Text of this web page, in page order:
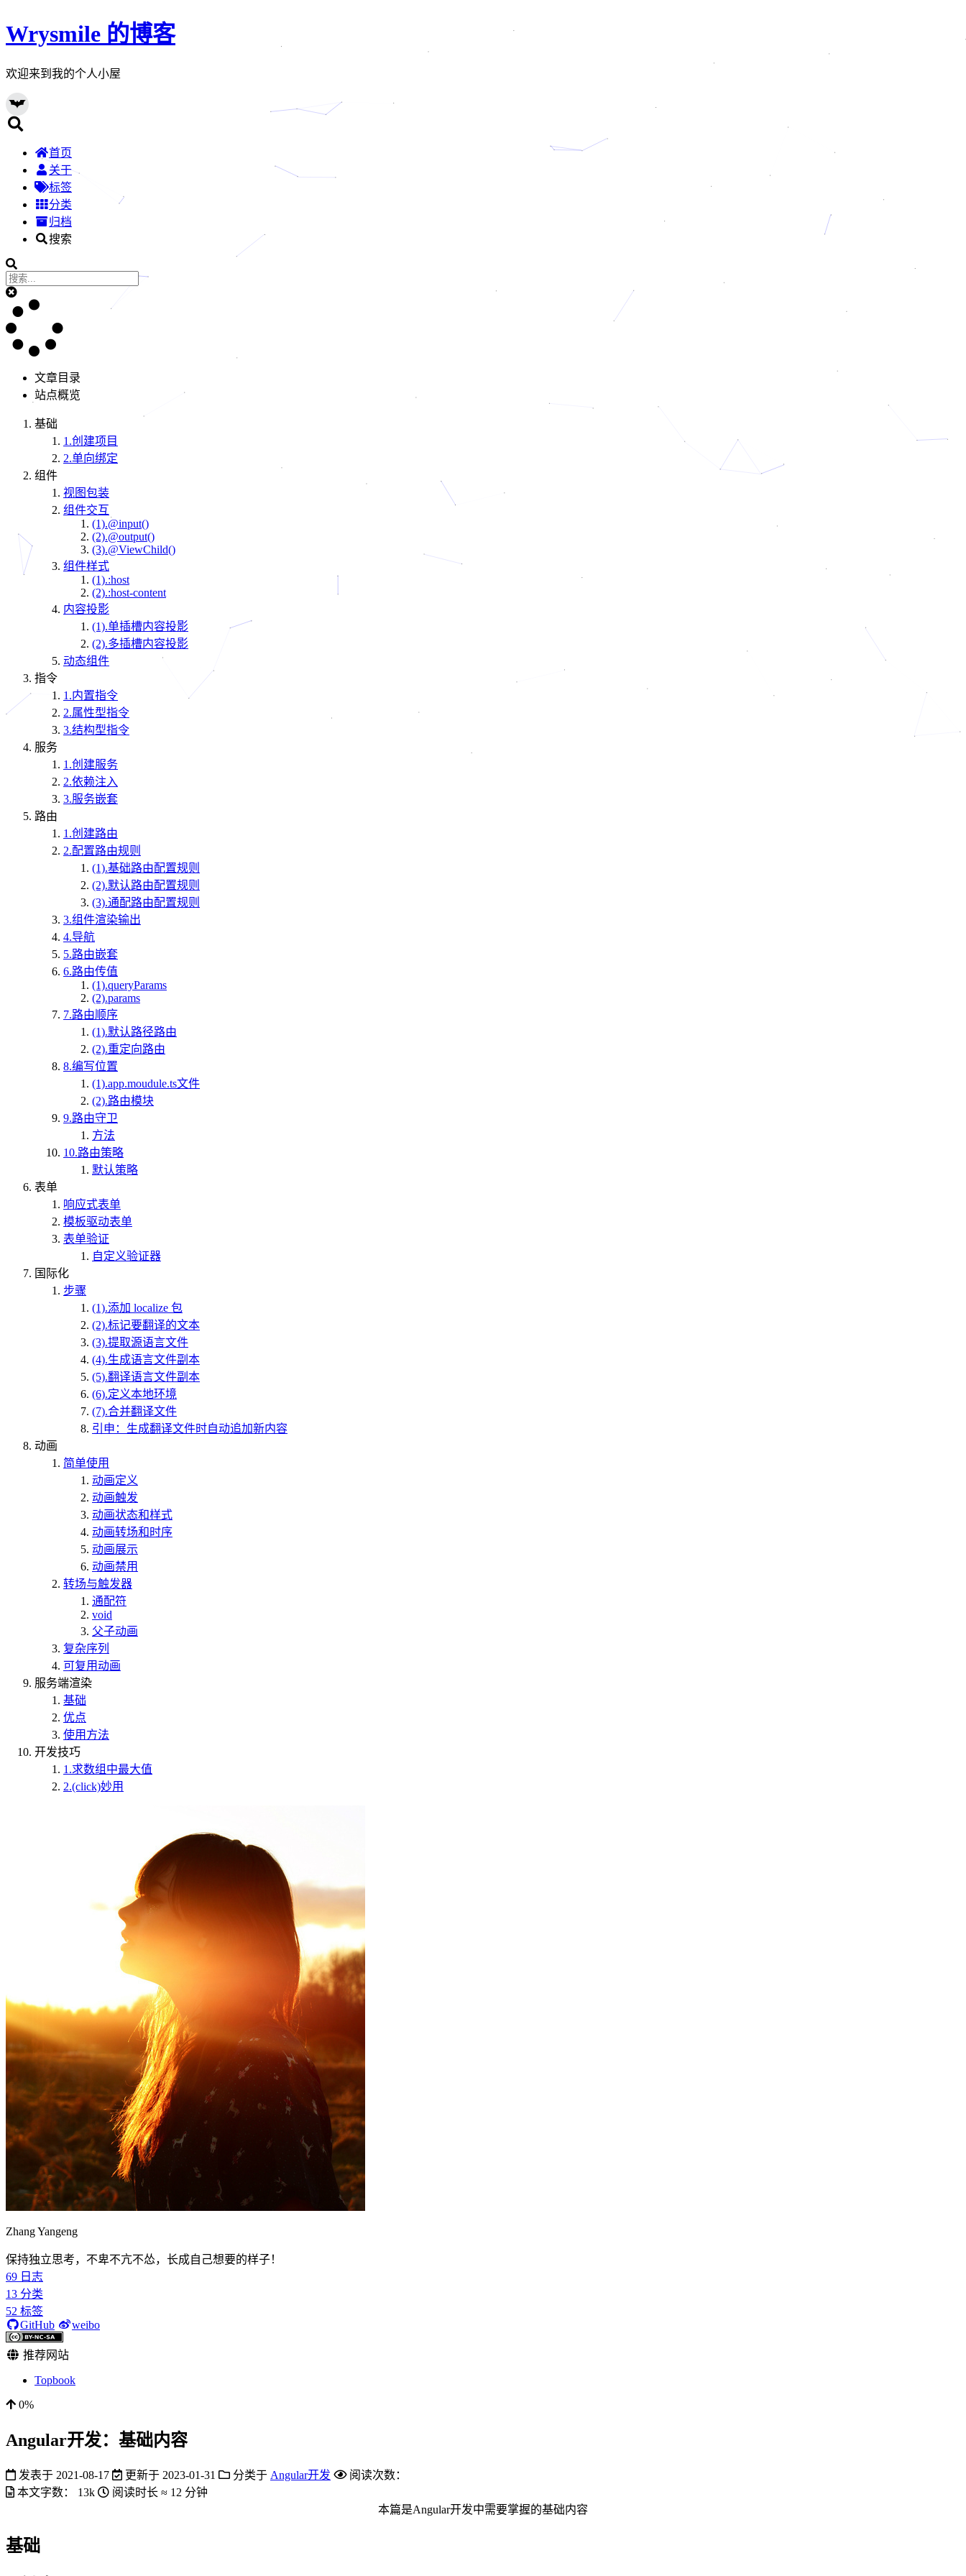
Wrysmile 的博客
欢迎来到我的个人小屋
首页
关于
标签
分类
归档
搜索
文章目录
站点概览
基础
1.创建项目
2.单向绑定
组件
视图包装
组件交互
(1).@input()
(2).@output()
(3).@ViewChild()
组件样式
(1).:host
(2).:host-content
内容投影
(1).单插槽内容投影
(2).多插槽内容投影
动态组件
指令
1.内置指令
2.属性型指令
3.结构型指令
服务
1.创建服务
2.依赖注入
3.服务嵌套
路由
1.创建路由
2.配置路由规则
(1).基础路由配置规则
(2).默认路由配置规则
(3).通配路由配置规则
3.组件渲染输出
4.导航
5.路由嵌套
6.路由传值
(1).queryParams
(2).params
7.路由顺序
(1).默认路径路由
(2).重定向路由
8.编写位置
(1).app.moudule.ts文件
(2).路由模块
9.路由守卫
方法
10.路由策略
默认策略
表单
响应式表单
模板驱动表单
表单验证
自定义验证器
国际化
步骤
(1).添加 localize 包
(2).标记要翻译的文本
(3).提取源语言文件
(4).生成语言文件副本
(5).翻译语言文件副本
(6).定义本地环境
(7).合并翻译文件
引申：生成翻译文件时自动追加新内容
动画
简单使用
动画定义
动画触发
动画状态和样式
动画转场和时序
动画展示
动画禁用
转场与触发器
通配符
void
父子动画
复杂序列
可复用动画
服务端渲染
基础
优点
使用方法
开发技巧
1.求数组中最大值
2.(click)妙用
Zhang Yangeng
保持独立思考，不卑不亢不怂，长成自己想要的样子！
69 日志
13 分类
52 标签
GitHub
weibo
推荐网站
Topbook
0%
Angular开发：基础内容
发表于 2021-08-17 更新于 2023-01-31 分类于 Angular开发
阅读次数：
本文字数：
13k 阅读时长 ≈ 12 分钟
本篇是Angular开发中需要掌握的基础内容
基础